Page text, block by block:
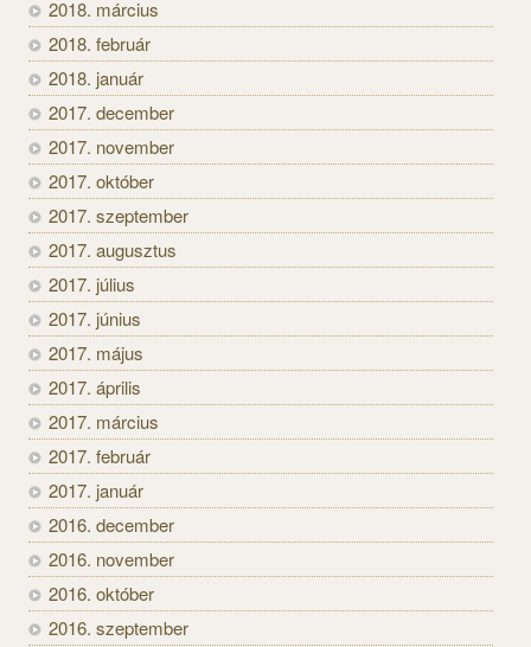
2018. március
2018. február
2018. január
2017. december
2017. november
2017. október
2017. szeptember
2017. augusztus
2017. július
2017. június
2017. május
2017. április
2017. március
2017. február
2017. január
2016. december
2016. november
2016. október
2016. szeptember